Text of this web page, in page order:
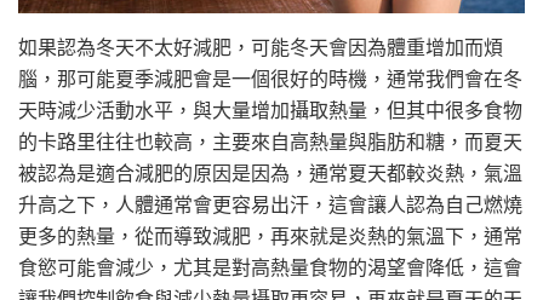
如果認為冬天不太好減肥，可能冬天會因為體重增加而煩
腦，那可能夏季減肥會是一個很好的時機，通常我們會在冬
天時減少活動水平，與大量增加攝取熱量，但其中很多食物
的卡路里往往也較高，主要來自高熱量與脂肪和糖，而夏天
被認為是適合減肥的原因是因為，通常夏天都較炎熱，氣溫
升高之下，人體通常會更容易出汗，這會讓人認為自己燃燒
更多的熱量，從而導致減肥，再來就是炎熱的氣溫下，通常
食慾可能會減少，尤其是對高熱量食物的渴望會降低，這會